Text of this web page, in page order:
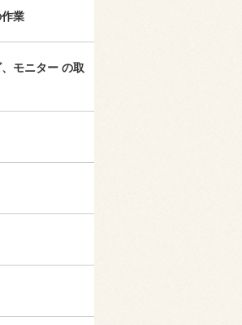
業
モニター の取